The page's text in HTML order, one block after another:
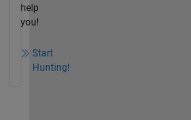
help
you!
Start
Hunting!